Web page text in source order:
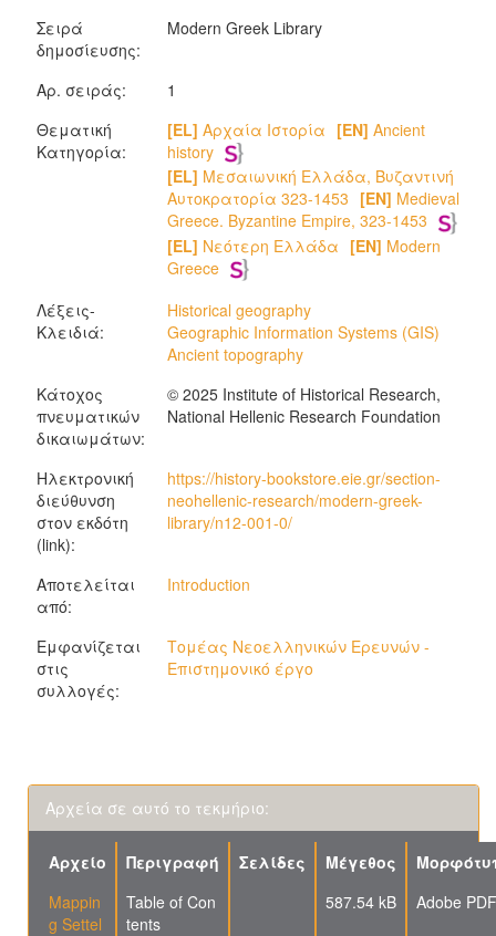
Σειρά
δημοσίευσης:
Modern Greek Library
Αρ. σειράς:
1
Θεματική
Κατηγορία:
[EL] Αρχαία Ιστορία [EN] Ancient
history
[EL] Μεσαιωνική Ελλάδα, Βυζαντινή
Αυτοκρατορία 323-1453 [EN] Medieval
Greece. Byzantine Empire, 323-1453
[EL] Νεότερη Ελλάδα [EN] Modern
Greece
Λέξεις-
Κλειδιά:
Historical geography
Geographic Information Systems (GIS)
Ancient topography
Κάτοχος
πνευματικών
δικαιωμάτων:
© 2025 Institute of Historical Research,
National Hellenic Research Foundation
Ηλεκτρονική
διεύθυνση
στον εκδότη
(link):
https://history-bookstore.eie.gr/section-
neohellenic-research/modern-greek-
library/n12-001-0/
Αποτελείται
από:
Introduction
Εμφανίζεται
στις
συλλογές:
Τομέας Νεοελληνικών Ερευνών -
Επιστημονικό έργο
Αρχεία σε αυτό το τεκμήριο:
Αρχείο Περιγραφή Σελίδες Μέγεθος
Mappin
g Settel
Table of Con
tents
587.54 kB Adobe PDF